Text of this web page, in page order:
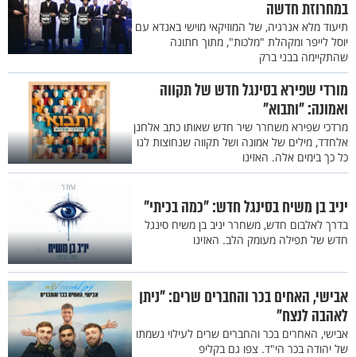
במחרוזת חדשה
תיעוד מלא אנרגיה, של המוזיקאי מוישי באנדא עם
יוסל לייפר ומקהלת "מלכות", מתוך חתונה
שהתקיימה בבני ברק
מורדי שפירא בסינגל חדש של תקווה
ואמונה: "ותבוא"
מרדכי שפירא משחרר שיר חדש שאותו כתב אלחנן
אלחדד, מילים של אמונה ושל תקווה שנחוצות לנו
כל כך בימים אלה. האזינו
יניב בן משיח בסינגל חדש: "כמה בכיתי"
בדרך לאלבום חדש, משחרר יניב בן משיח סינגל
חדש של תפילה מעומק הלב. האזינו
אבישי, האחים בכר והחברים שרים: "ניתן
לאהבה לנצח"
אבישי, האחרים בכר והחברים שרים לעילוי נשמתו
של יהודה בכר הי"ד. צפו גם בקליפ